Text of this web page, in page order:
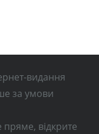
видання
за умови
пряме, відкрите